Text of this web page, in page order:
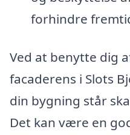
forhindre
Ved at benytte dig
facaderens i Slots
din bygning står
Det kan være en